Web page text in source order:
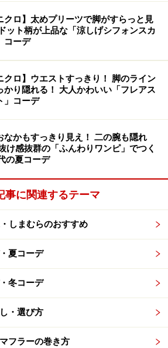
ョルダーバッグ」は丸みのあるミ
がおしゃれな一押しバッグ。薄型に
マチ部分もあり、内ポケットもあ
力も◎。
可能なので、肩掛けにも斜め掛けに
厚めのニットの上から斜め掛けし
り、おしゃれに見せてくれそうで
ラック、ダークオレンジ、ベージュ
の3色。金具も小さめなので高見え
デにもフィットします。レザータッ
雨の日なども気軽に使えるのもメ
イントに効かせたコーデで
クロ】太めプリーツで脚がすらっと見
ット柄が上品な「涼しげシフォンスカ
コーデ
クロ】ウエストすっきり！ 脚のライン
かり隠れる！ 大人かわいい「フレアス
」コーデ
なかもすっきり見え！ 二の腕も隠れ
け感抜群の「ふんわりワンピ」でつく
の夏コーデ
事に関連するテーマ
しまむらのおすすめ
夏コーデ
冬コーデ
・選び方
フラーの巻き方